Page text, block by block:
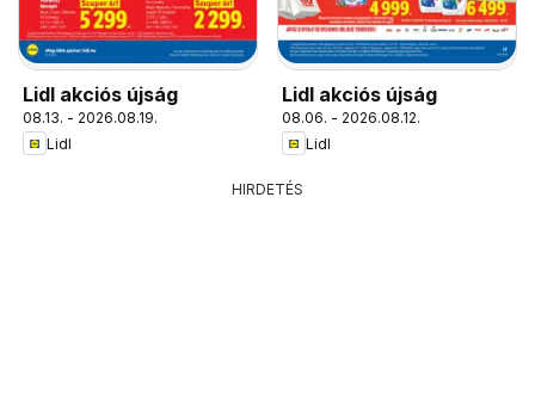
Lidl akciós újság
08.13. - 2026.08.19.
Lidl
Lidl akciós újság
08.06. - 2026.08.12.
Lidl
HIRDETÉS